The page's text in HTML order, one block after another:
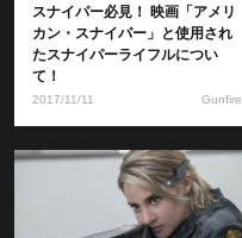
スナイパー必見！ 映画「アメリ
カン・スナイパー」と使用され
たスナイパーライフルについ
て！
2017/11/11 Gunfire